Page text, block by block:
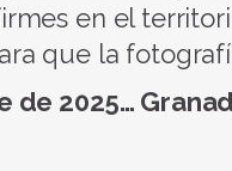
en el
que la
de 2025…